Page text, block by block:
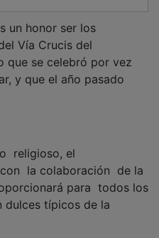
un honor ser los
Vía Crucis del
se celebró por vez
y que el año pasado
la colaboración de la
para todos los
dulces típicos de la